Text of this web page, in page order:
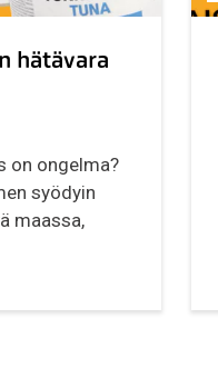
hätävara
on ongelma?
syödyin
maassa,